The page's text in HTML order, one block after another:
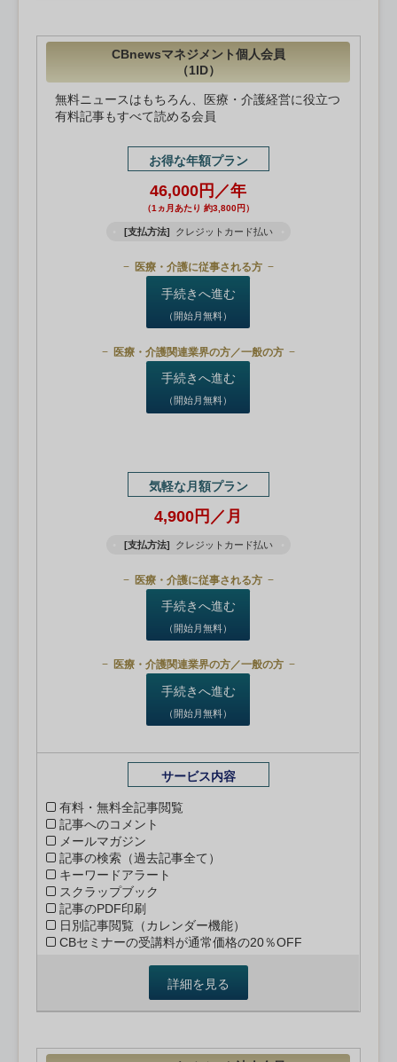
CBnewsマネジメント個人会員
（1ID）
無料ニュースはもちろん、医療・介護経営に役立つ
有料記事もすべて読める会員
お得な年額プラン
46,000円／年
（1ヵ月あたり 約3,800円）
[支払方法] クレジットカード払い
医療・介護に従事される方
手続きへ進む
（開始月無料）
医療・介護関連業界の方／一般の方
手続きへ進む
（開始月無料）
気軽な月額プラン
4,900円／月
[支払方法] クレジットカード払い
医療・介護に従事される方
手続きへ進む
（開始月無料）
医療・介護関連業界の方／一般の方
手続きへ進む
（開始月無料）
サービス内容
有料・無料全記事閲覧
記事へのコメント
メールマガジン
記事の検索（過去記事全て）
キーワードアラート
スクラップブック
記事のPDF印刷
日別記事閲覧（カレンダー機能）
CBセミナーの受講料が通常価格の20％OFF
詳細を見る